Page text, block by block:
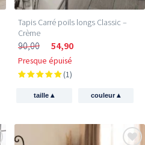
Tapis Carré poils longs Classic –
Crème
90,00 54,90
Presque épuisé
(1)
taille▴ couleur▴